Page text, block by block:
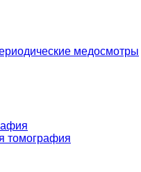
медосмотры
томография